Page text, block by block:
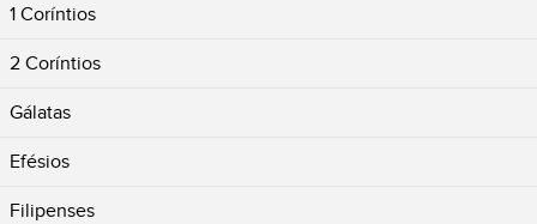
1 Coríntios
2 Coríntios
Gálatas
Efésios
Filipenses